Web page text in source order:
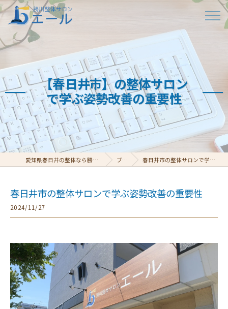
【春日井市】の整体サロン
で学ぶ姿勢改善の重要性
愛知県春日井の整体なら勝川整体サロン エール ブログ 春日井市の整体サロンで学ぶ姿勢改善の重要性
春日井市の整体サロンで学ぶ姿勢改善の重要性
2024/11/27